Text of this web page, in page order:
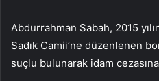
Abdurrahman Sabah, 2015
Sadık Camii’ne düzenlenen
suçlu bulunarak idam cezasına